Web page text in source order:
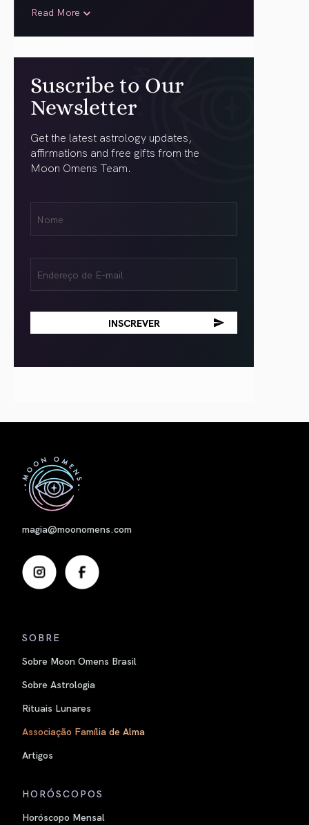
Read More
Suscribe to Our
Newsletter
Get the latest astrology updates,
affirmations and free gifts from the
Moon Omens Team.
(obrigatório)
(obrigatório)
magia@moonomens.com
SOBRE
Sobre Moon Omens Brasil
Sobre Astrologia
Rituais Lunares
Associação Família de Alma
Artigos
HORÓSCOPOS
Horóscopo Mensal
Nome